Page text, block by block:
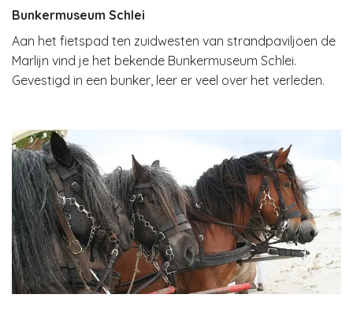
Bunkermuseum Schlei
Aan het fietspad ten zuidwesten van strandpaviljoen de
Marlijn vind je het bekende Bunkermuseum Schlei.
Gevestigd in een bunker, leer er veel over het verleden.